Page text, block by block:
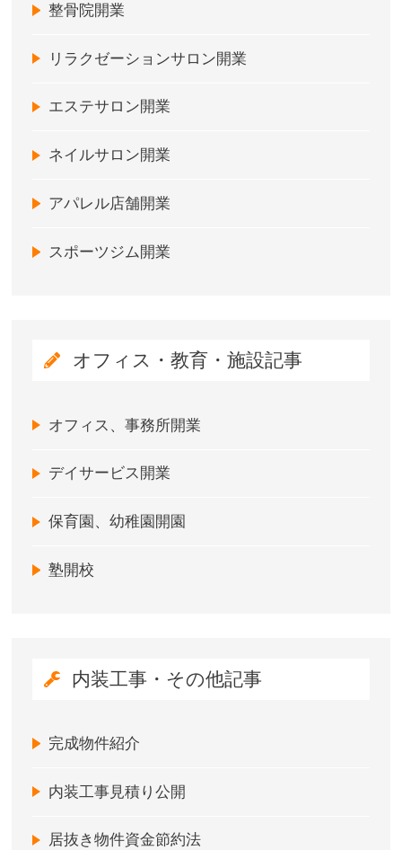
整骨院開業
リラクゼーションサロン開業
エステサロン開業
ネイルサロン開業
アパレル店舗開業
スポーツジム開業
オフィス・教育・施設記事
オフィス、事務所開業
デイサービス開業
保育園、幼稚園開園
塾開校
内装工事・その他記事
完成物件紹介
内装工事見積り公開
居抜き物件資金節約法